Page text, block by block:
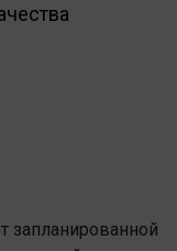
запланированной